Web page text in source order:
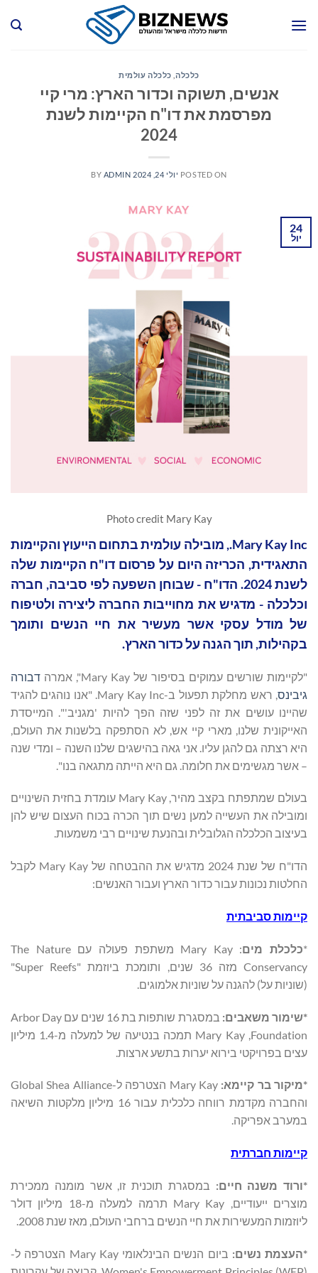
כלכלה, כלכלה עולמית
אנשים, תשוקה וכדור הארץ: מרי קיי
מפרסמת את דו"ח הקיימות לשנת
2024
POSTED ON יולי 24, 2024 BY ADMIN
24
יול
Photo credit Mary Kay
Mary Kay Inc., מובילה עולמית בתחום הייעוץ והקיימות
התאגידית, הכריזה היום על פרסום דו"ח הקיימות שלה
לשנת 2024. הדו"ח - שבוחן השפעה לפי סביבה, חברה
וכלכלה - מדגיש את מחוייבות החברה ליצירה ולטיפוח
של מודל עסקי אשר מעשיר את חיי הנשים ותומך
בקהילות, תוך הגנה על כדור הארץ.
"לקיימות שורשים עמוקים בסיפור של Mary Kay", אמרה
דבורה
גיבינס
, ראש מחלקת תפעול ב-Mary Kay Inc. "אנו נוהגים להגיד
שהיינו עושים את זה לפני שזה הפך להיות 'מגניב'". המייסדת
האייקונית שלנו, מארי קיי אש, לא הסתפקה בלשנות את העולם,
היא רצתה גם להגן עליו. אני גאה בהישגים שלנו השנה – ומדי שנה
– אשר מגשימים את חלומה. גם היא הייתה מתגאה בנו".
בעולם שמתפתח בקצב מהיר, Mary Kay עומדת בחזית השינויים
ומובילה את העשייה למען נשים תוך הכרה בכוח העצום שיש להן
בעיצוב הכלכלה הגלובלית ובהנעת שינויים רבי משמעות.
הדו"ח של שנת 2024 מדגיש את ההבטחה של Mary Kay לקבל
החלטות נכונות עבור כדור הארץ ועבור האנשים:
קיימות סביבתית
*כלכלת מים
: Mary Kay משתפת פעולה עם The Nature
Conservancy מזה 36 שנים, ותומכת ביוזמת "Super Reefs"
(שוניות על) להגנה על שוניות אלמוגים.
*שימור משאבים:
במסגרת שותפות בת 16 שנים עם Arbor Day
Foundation, ‏Mary Kay תמכה בנטיעה של למעלה מ-1.4 מיליון
עצים בפרויקטי בירוא יערות בתשע ארצות.
*מיקור בר קיימא:
Mary Kay הצטרפה ל-Global Shea Alliance
והחברה מקדמת רווחה כלכלית עבור 16 מיליון מלקטות השיאה
במערב אפריקה.
קיימות חברתית
*ורוד משנה חיים: במסגרת תוכנית זו, אשר מומנה ממכירת
מוצרים ייעודיים, Mary Kay תרמה למעלה מ-18 מיליון דולר
ליוזמות המעשירות את חיי הנשים ברחבי העולם, מאז שנת 2008.
*העצמת נשים:
ביום הנשים הבינלאומי Mary Kay הצטרפה ל-